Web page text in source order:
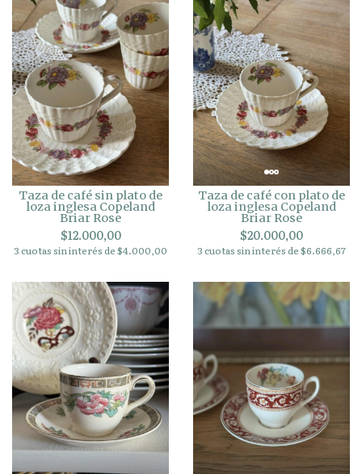
Taza de café sin plato de
loza inglesa Copeland
Briar Rose
$12.000,00
3 cuotas sin interés de $4.000,00
Taza de café con plato de
loza inglesa Copeland
Briar Rose
$20.000,00
3 cuotas sin interés de $6.666,67